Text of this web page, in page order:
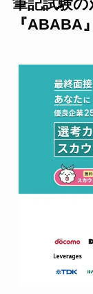
筆記試験
『ABABA